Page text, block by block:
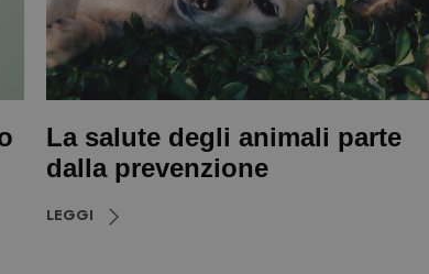
La salute degli animali parte
dalla prevenzione
LEGGI